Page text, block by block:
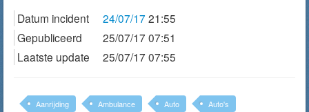
Datum incident
24/07/17 21:55
Gepubliceerd
25/07/17 07:51
Laatste update
25/07/17 07:55
Aanrijding Ambulance Auto
Auto's